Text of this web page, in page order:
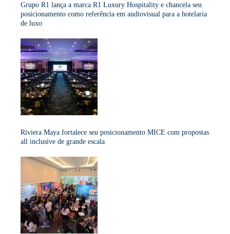
Grupo R1 lança a marca R1 Luxury Hospitality e chancela seu
posicionamento como referência em audiovisual para a hotelaria
de luxo
Riviera Maya fortalece seu posicionamento MICE com propostas
all inclusive de grande escala